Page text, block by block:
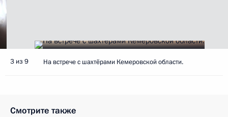
3 из 9 На встрече с шахтёрами Кемеровской области.
Смотрите также